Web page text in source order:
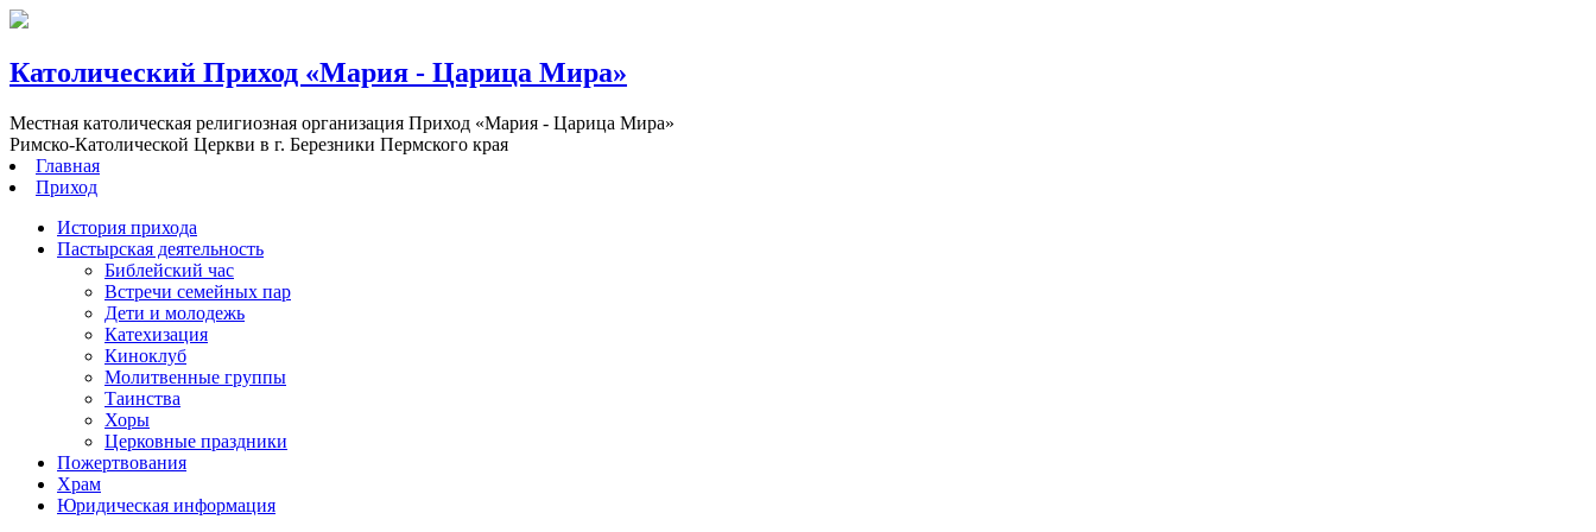
Католический Приход «Мария - Царица Мира»
Местная католическая религиозная организация Приход «Мария - Царица Мира»
Римско-Католической Церкви в г. Березники Пермского края
Главная
Приход
История прихода
Пастырская деятельность
Библейский час
Встречи семейных пар
Дети и молодежь
Катехизация
Киноклуб
Молитвенные группы
Таинства
Хоры
Церковные праздники
Пожертвования
Храм
Юридическая информация